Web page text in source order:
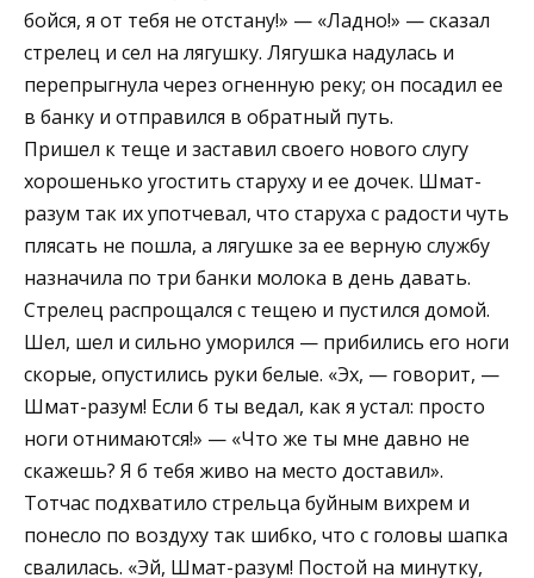
бойся, я от тебя не отстану!» — «Ладно!» — сказал
стрелец и сел на лягушку. Лягушка надулась и
перепрыгнула через огненную реку; он посадил ее
в банку и отправился в обратный путь.
Пришел к теще и заставил своего нового слугу
хорошенько угостить старуху и ее дочек. Шмат-
разум так их употчевал, что старуха с радости чуть
плясать не пошла, а лягушке за ее верную службу
назначила по три банки молока в день давать.
Стрелец распрощался с тещею и пустился домой.
Шел, шел и сильно уморился — прибились его ноги
скорые, опустились руки белые. «Эх, — говорит, —
Шмат-разум! Если б ты ведал, как я устал: просто
ноги отнимаются!» — «Что же ты мне давно не
скажешь? Я б тебя живо на место доставил».
Тотчас подхватило стрельца буйным вихрем и
понесло по воздуху так шибко, что с головы шапка
свалилась. «Эй, Шмат-разум! Постой на минутку,